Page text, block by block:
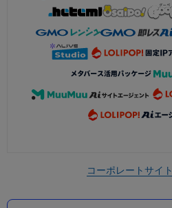
コーポレートサイト